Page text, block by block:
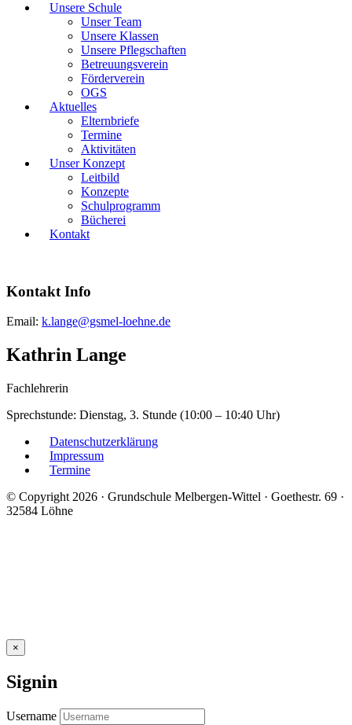
Unsere Schule
Unser Team
Unsere Klassen
Unsere Pflegschaften
Betreuungsverein
Förderverein
OGS
Aktuelles
Elternbriefe
Termine
Aktivitäten
Unser Konzept
Leitbild
Konzepte
Schulprogramm
Bücherei
Kontakt
Kontakt Info
Email: k.lange@gsmel-loehne.de
Kathrin Lange
Fachlehrerin
Sprechstunde: Dienstag, 3. Stunde (10:00 – 10:40 Uhr)
Datenschutzerklärung
Impressum
Termine
© Copyright 2026 · Grundschule Melbergen-Wittel · Goethestr. 69 ·
32584 Löhne
×
Signin
Username